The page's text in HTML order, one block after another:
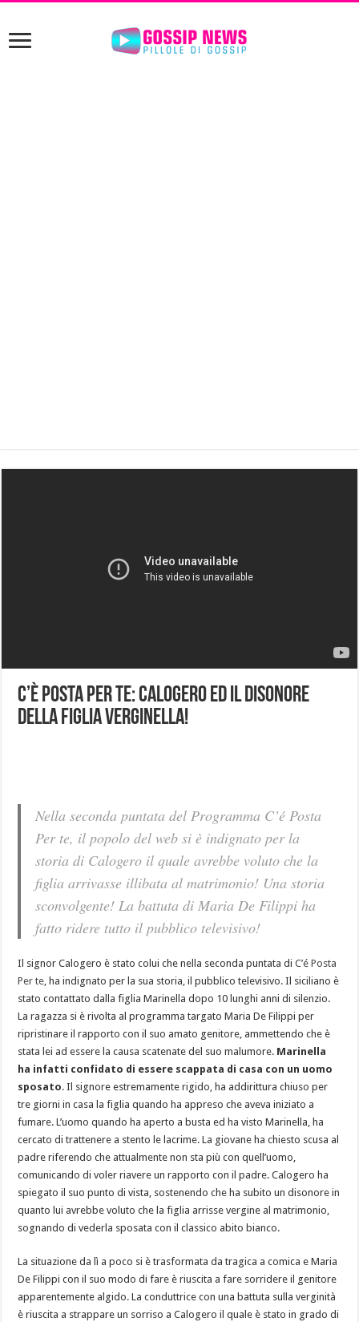
C’è Posta Per Te: Calogero ed il disonore
della figlia verginella!
Nella seconda puntata del Programma C’é Posta
Per te, il popolo del web si è indignato per la
storia di Calogero il quale avrebbe voluto che la
figlia arrivasse illibata al matrimonio! Una storia
sconvolgente! La battuta di Maria De Filippi ha
fatto ridere tutto il pubblico televisivo!
Il signor Calogero è stato colui che nella seconda puntata diC’é Posta
Per te, ha indignato per la sua storia, il pubblico televisivo. Il siciliano è
stato contattato dalla figlia Marinella dopo 10 lunghi anni di silenzio.
La ragazza si è rivolta al programma targato Maria De Filippi per
ripristinare il rapporto con il suo amato genitore, ammettendo che è
stata lei ad essere la causa scatenate del suo malumore. Marinella
ha infatti confidato di essere scappata di casa con un uomo
sposato. Il signore estremamente rigido, ha addirittura chiuso per
tre giorni in casa la figlia quando ha appreso che aveva iniziato a
fumare. L’uomo quando ha aperto a busta ed ha visto Marinella, ha
cercato di trattenere a stento le lacrime. La giovane ha chiesto scusa al
padre riferendo che attualmente non sta più con quell’uomo,
comunicando di voler riavere un rapporto con il padre. Calogero ha
spiegato il suo punto di vista, sostenendo che ha subito un disonore in
quanto lui avrebbe voluto che la figlia arrisse vergine al matrimonio,
sognando di vederla sposata con il classico abito bianco.
La situazione da lì a poco si è trasformata da tragica a comica e Maria
De Filippi con il suo modo di fare è riuscita a fare sorridere il genitore
apparentemente algido. La conduttrice con una battuta sulla verginità
è riuscita a strappare un sorriso a Calogero il quale è stato in grado di